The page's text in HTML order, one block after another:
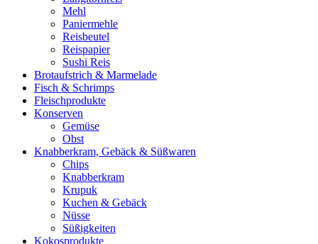
Mehl
Paniermehle
Reisbeutel
Reispapier
Sushi Reis
Brotaufstrich & Marmelade
Fisch & Schrimps
Fleischprodukte
Konserven
Gemüse
Obst
Knabberkram, Gebäck & Süßwaren
Chips
Knabberkram
Krupuk
Kuchen & Gebäck
Nüsse
Süßigkeiten
Kokosprodukte